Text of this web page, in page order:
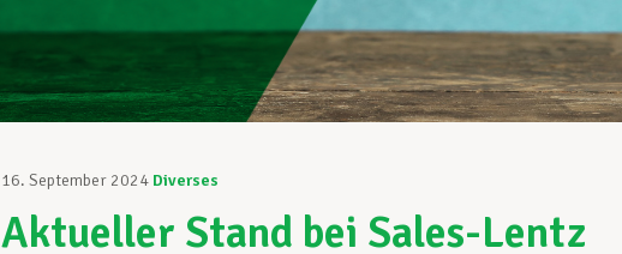
16. September 2024 Diverses
Aktueller Stand bei Sales-Lentz